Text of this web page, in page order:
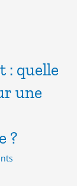
: quelle
une
?